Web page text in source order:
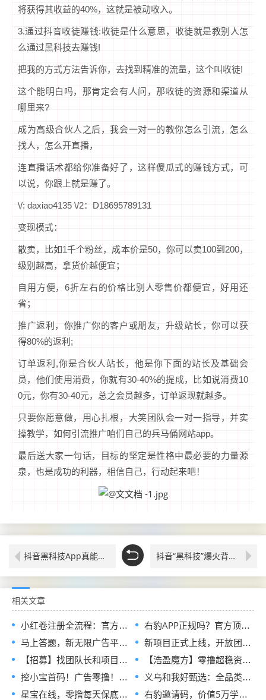
将获得其收益的40%，这就是被动收入。
3.通过抖音收徒赚钱:收徒是什么意思，收徒就是教别人怎
么通过黑科技去赚钱!
把我的方式方法告诉你，去找到精准的流量，这个叫收徒!
这个能明白吗，那肯定会有人问，那收徒的资源和渠道从
哪里来?
成为高级合伙人之后，我会一对一的教你怎么引流，怎么
找人，怎么开直播，
连直播话术都给你准备好了，这样傻瓜式的赚钱方式，可
以说，你跟上就是赚了。
\/: daxiao4135 \/2：D18695789131
变现模式：
散卖，比如1千个粉丝，成本价是50，你可以卖100到200，
级别越高，拿货价越便宜；
自用方便，6折左右的价格比别人零售价都便宜，好用还
省；
推广返利，你推广你的客户或朋友，升级站长，你可以获
得80%的返利;
订单返利,你是合伙人站长，他是你下面的站长及基础会
员，他们使用消费，你就有30-40%的提成，比如说消费10
0元，你有30-40元，总之会员越多，订单返现就越多。
只要你愿意做，用心扎根，大笑团队会一对一指导，并实
操教学，如何引流推广咱们自己的兵马俑网站app。
最后送大家一句话，目标的坚定是性格中最必要的力量源
泉，也是成功的利器，相信自己，行动起来吧！
抖音黑科技App真能提升播放量涨粉丝，直播间挂铁人气的秘密，这些真相你未必知道 抖音“黑科技”爆火背后：普通人逆袭的流量密码，挂铁涨粉丝软件，你真的懂吗？
相关文章
小红卷注册全流程：官方指定邀请码，现在加入即可申请开通顶级代理V5权限
右豹APP正规吗？官方顶配邀请码是多少？短剧小说漫剧网盘推广副业怎么做
马上答题，新无限广告平台全网首发，官方一手直招顶级代理，待遇拉满
新项目正式上线，开放团队长入驻通道，首批扶持政策全面释放
【招募】找团队长和项目方，发单接单一起搞钱
【浩盈魔方】零撸超稳资深平台！看高质量广告赚！收益高！良心推荐
挖小宝首码！广告零撸！对接实力团长待遇顶级！
义乌和我好甄选：全品类链爆商城正式招募兼职诺干名！免费领产品！
星宝在线，零撸每天保底收益不养机
右豹邀请码，价值5万学费的AI漫剧操作全流程指南，想学的一定要收藏这篇